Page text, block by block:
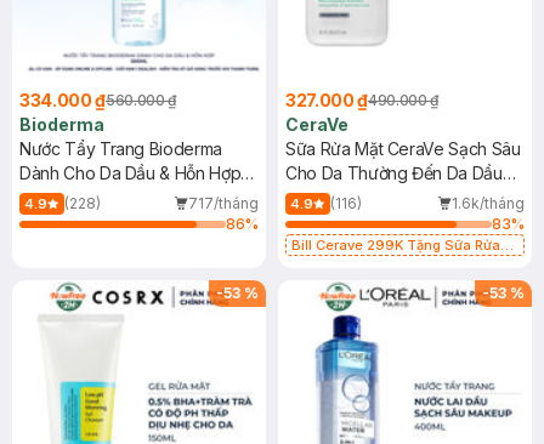
334.000 ₫560.000 ₫
Bioderma
Nước Tẩy Trang Bioderma
Dành Cho Da Dầu & Hỗn Hợp
500ml
4.9 (228)
717/tháng
86%
327.000 ₫490.000 ₫
CeraVe
Sữa Rửa Mặt CeraVe Sạch Sâu
Cho Da Thường Đến Da Dầu
473ml
4.9 (116)
1.6k/tháng
83%
Bill Cerave 299K Tặng Sữa Rửa
-53 % -53 %